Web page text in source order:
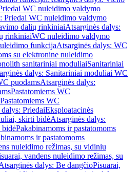
WC nuleidimo valdymo
Priedai WC nuleidimo valdymo
dalių rinkiniaiAtsarginės dalys:
rinkiniaiWC nuleidimo valdymo
funkcijaAtsarginės dalys: WC
su elektronine nuleidimo
sanitariniai moduliaiSanitariniai
dalys: Sanitariniai moduliai WC
puodamsAtsarginės dalys:
Pastatomiems WC
WC
PriedaiEksploatacinės
skirti bidėAtsarginės dalys:
bidėPakabinamoms ir pastatomoms
ir pastatomoms
nuleidimo režimas, su vidiniu
vandens nuleidimo režimas, su
dalys: Be dangčioPisuarai,